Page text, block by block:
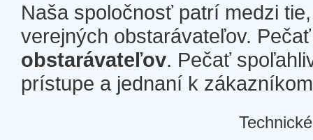
Naša spoločnosť patrí medzi
verejných obstarávateľov.
obstarávateľov. Pečať
prístupe a jednaní k